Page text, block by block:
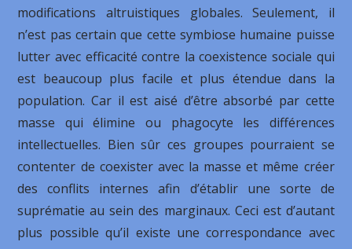
modifications altruistiques globales. Seulement, il
n’est pas certain que cette symbiose humaine puisse
lutter avec efficacité contre la coexistence sociale qui
est beaucoup plus facile et plus étendue dans la
population. Car il est aisé d’être absorbé par cette
masse qui élimine ou phagocyte les différences
intellectuelles. Bien sûr ces groupes pourraient se
contenter de coexister avec la masse et même créer
des conflits internes afin d’établir une sorte de
suprématie au sein des marginaux. Ceci est d’autant
plus possible qu’il existe une correspondance avec